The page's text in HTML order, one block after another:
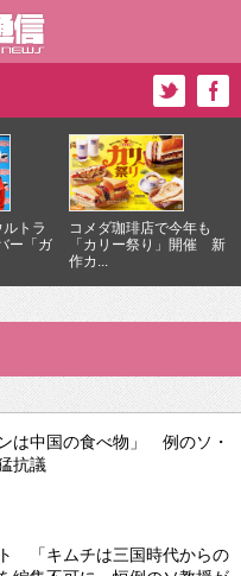
トラ
ー「ガ
コメダ珈琲店で今年も
「カリー祭り」開催 新
作カ...
は中国の食べ物」 例のソ・
抗議
「キムチは三国時代からの